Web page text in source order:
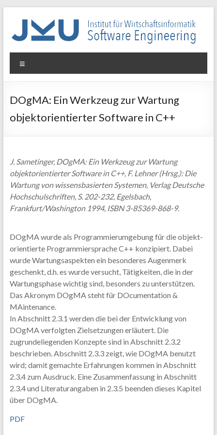
WIN-
SE
für
Wirtschaftsinformatik
DOgMA: Ein Werkzeug zur Wartung
objektorientierter Software in C++
J. Sametinger, DOgMA: Ein Werkzeug zur Wartung
objektorientierter Software in C++, F. Lehner (Hrsg.): Die
Wartung von wissensbasierten Systemen, Verlag Deutsche
Hochschulschriften, S. 202-232, Egelsbach,
Frankfurt/Washington 1994, ISBN 3-85369-868-9.
DOgMA wurde als Programmierumgebung für die objekt-
orientierte Programmiersprache C++ konzipiert. Dabei
wurde Wartungsaspekten ein besonderes Augenmerk
geschenkt, d.h. es wurde versucht, Tätigkeiten, die in der
Wartungsphase wichtig sind, besonders zu unterstützen.
Das Akronym DOgMA steht für DOcumentation &
MAintenance.
In Abschnitt 2.3.1 werden die bei der Entwicklung von
DOgMA verfolgten Zielsetzungen erläutert. Die
zugrundeliegenden Konzepte sind in Abschnitt 2.3.2
beschrieben. Abschnitt 2.3.3 zeigt, wie DOgMA benutzt
wird; damit gemachte Erfahrungen kommen in Abschnitt
2.3.4 zum Ausdruck. Eine Zusammenfassung in Abschnitt
2.3.4 und Literaturangaben in 2.3.5 beenden dieses Kapitel
über DOgMA.
PDF